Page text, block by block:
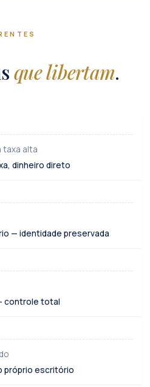
que libertam.
taxa alta
dinheiro direto
— identidade preservada
controle total
próprio escritório